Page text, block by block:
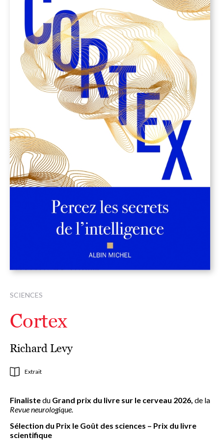
SCIENCES
Cortex
Richard Levy
Extrait
Finalistedu Grand prix du livre sur le cerveau 2026, de la
Revue neurologique.
Sélection du Prix le Goût des sciences – Prix du livre
scientifique